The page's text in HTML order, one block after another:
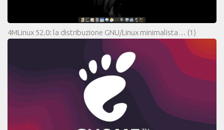
4MLinux 52.0: la distribuzione GNU/Linux minimalista… (1)